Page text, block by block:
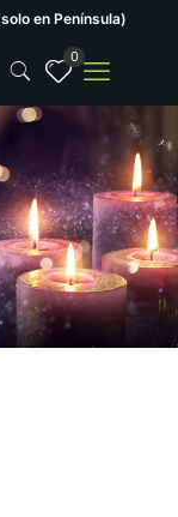
en Península)
0